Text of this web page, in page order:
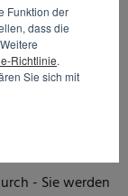
Funktion der
dass die
Richtlinie.
Sie sich mit
am
Sie
- Sie werden